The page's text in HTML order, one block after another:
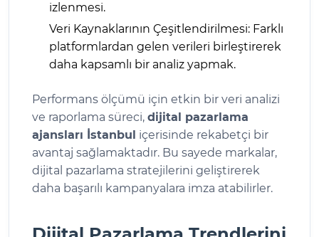
izlenmesi.
Veri Kaynaklarının Çeşitlendirilmesi: Farklı
platformlardan gelen verileri birleştirerek
daha kapsamlı bir analiz yapmak.
Performans ölçümü için etkin bir veri analizi
ve raporlama süreci, dijital pazarlama
ajansları İstanbul içerisinde rekabetçi bir
avantaj sağlamaktadır. Bu sayede markalar,
dijital pazarlama stratejilerini geliştirerek
daha başarılı kampanyalara imza atabilirler.